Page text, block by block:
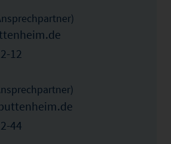
12
44